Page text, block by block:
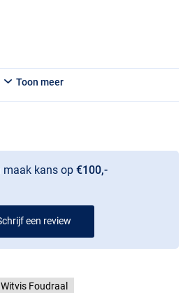
Toon meer
maak kans op €100,-
een review
Witvis Foudraal